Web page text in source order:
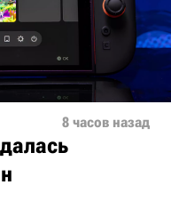
8 часов назад